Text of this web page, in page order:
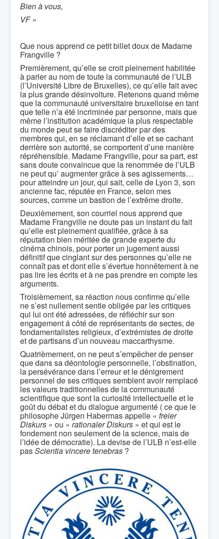
Bien à vous,
VF »
Que nous apprend ce petit billet doux de Madame
Frangville ?
Premièrement, qu’elle se croit pleinement habilitée
à parler au nom de toute la communauté de l’ULB
(l’Université Libre de Bruxelles), ce qu’elle fait avec
la plus grande désinvolture. Retenons quand même
que la communauté universitaire bruxelloise en tant
que telle n’a été incriminée par personne, mais que
même l’institution académique la plus respectable
du monde peut se faire discréditer par des
membres qui, en se réclamant d’elle et se cachant
derrière son autorité, se comportent d’une manière
répréhensible. Madame Frangville, pour sa part, est
sans doute convaincue que la renommée de l’ULB
ne peut qu’ augmenter grâce à ses agissements…
pour atteindre un jour, qui sait, celle de Lyon 3, son
ancienne fac, réputée en France, selon mes
sources, comme un bastion de l’extrême droite.
Deuxièmement, son courriel nous apprend que
Madame Frangville ne doute pas un instant du fait
qu’elle est pleinement qualifiée, grâce à sa
réputation bien méritée de grande experte du
cinéma chinois, pour porter un jugement aussi
définitif que cinglant sur des personnes qu’elle ne
connaît pas et dont elle s’évertue honnêtement à ne
pas lire les écrits et à ne pas prendre en compte les
arguments.
Troisièmement, sa réaction nous confirme qu’elle
ne s’est nullement sentie obligée par les critiques
qui lui ont été adressées, de réfléchir sur son
engagement á côté de représentants de sectes, de
fondamentalistes religieux, d’extrémistes de droite
et de partisans d’un nouveau maccarthysme.
Quatrièmement, on ne peut s’empêcher de penser
que dans sa déontologie personnelle, l’obstination,
la persévérance dans l’erreur et le dénigrement
personnel de ses critiques semblent avoir remplacé
les valeurs traditionnelles de la communauté
scientifique que sont la curiosité intellectuelle et le
goût du débat et du dialogue argumenté ( ce que le
philosophe Jürgen Habermas appelle « freier
Diskurs » ou « rationaler Diskurs » et qui est le
fondement non seulement de la science, mais de
l’idée de démocratie). La devise de l’ULB n’est-elle
pasScientia vincere tenebras ?